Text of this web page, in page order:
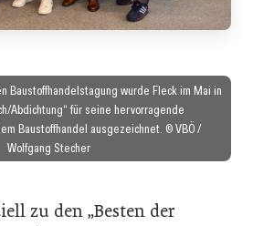
Baustoffhandelstagung wurde Fleck im Mai in
Abdichtung“ für seine hervorragende
Baustoffhandel ausgezeichnet. © VBÖ /
Wolfgang Stecher
zu den „Besten der